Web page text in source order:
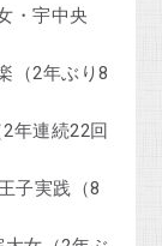
・宇中央
（2年ぶり8
年連続22回
子実践（8